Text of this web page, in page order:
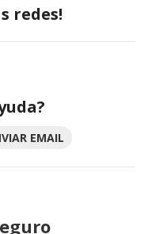
redes!
EMAIL